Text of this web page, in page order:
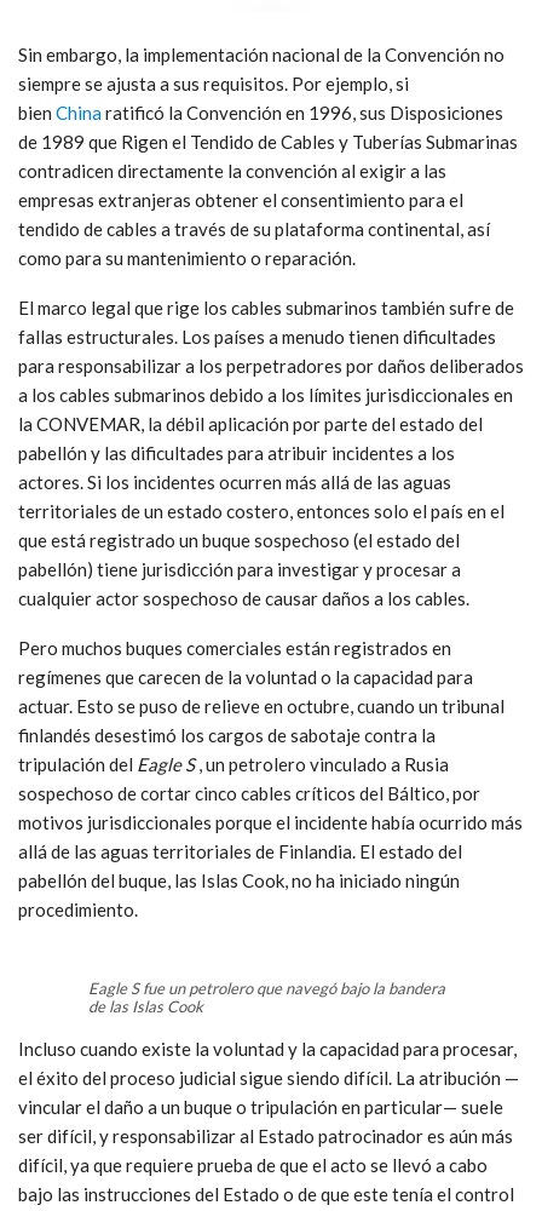
Sin embargo, la implementación nacional de la Convención no
siempre se ajusta a sus requisitos. Por ejemplo, si
bien Chinaratificó la Convención en 1996, sus Disposiciones
de 1989 que Rigen el Tendido de Cables y Tuberías Submarinas
contradicen directamente la convención al exigir a las
empresas extranjeras obtener el consentimiento para el
tendido de cables a través de su plataforma continental, así
como para su mantenimiento o reparación.
El marco legal que rige los cables submarinos también sufre de
fallas estructurales. Los países a menudo tienen dificultades
para responsabilizar a los perpetradores por daños deliberados
a los cables submarinos debido a los límites jurisdiccionales en
la CONVEMAR, la débil aplicación por parte del estado del
pabellón y las dificultades para atribuir incidentes a los
actores.Si los incidentes ocurren más allá de las aguas
territoriales de un estado costero, entonces solo el país en el
que está registrado un buque sospechoso (el estado del
pabellón) tiene jurisdicción para investigar y procesar a
cualquier actor sospechoso de causar daños a los cables.
Pero muchos buques comerciales están registrados en
regímenes que carecen de la voluntad o la capacidad para
actuar. Esto se puso de relieve en octubre, cuando un tribunal
finlandés desestimó los cargos de sabotaje contra la
tripulación del Eagle S, un petrolero vinculado a Rusia
sospechoso de cortar cinco cables críticos del Báltico, por
motivos jurisdiccionales porque el incidente había ocurrido más
allá de las aguas territoriales de Finlandia. El estado del
pabellón del buque, las Islas Cook, no ha iniciado ningún
procedimiento.
Eagle S fue un petrolero que navegó bajo la bandera
de las Islas Cook
Incluso cuando existe la voluntad y la capacidad para procesar,
el éxito del proceso judicial sigue siendo difícil. La atribución —
vincular el daño a un buque o tripulación en particular— suele
ser difícil, y responsabilizar al Estado patrocinador es aún más
difícil, ya que requiere prueba de que el acto se llevó a cabo
bajo las instrucciones del Estado o de que este tenía el control